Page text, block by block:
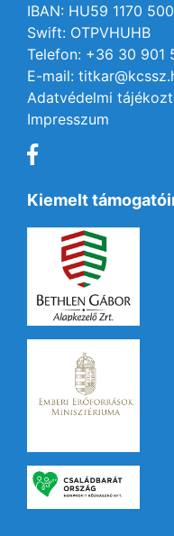
IBAN: HU59 1170
Swift: OTPVHUHB
Telefon: +36 30 901
E-mail:
Adatvédelmi
Impresszum
Kiemelt